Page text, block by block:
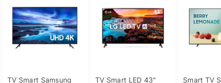
TV Smart Samsung
TV Smart LED 43"
Smart TV